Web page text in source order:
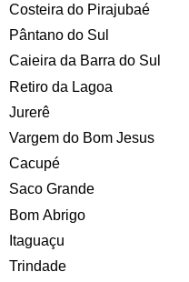
Costeira do Pirajubaé
Pântano do Sul
Caieira da Barra do Sul
Retiro da Lagoa
Jurerê
Vargem do Bom Jesus
Cacupé
Saco Grande
Bom Abrigo
Itaguaçu
Trindade